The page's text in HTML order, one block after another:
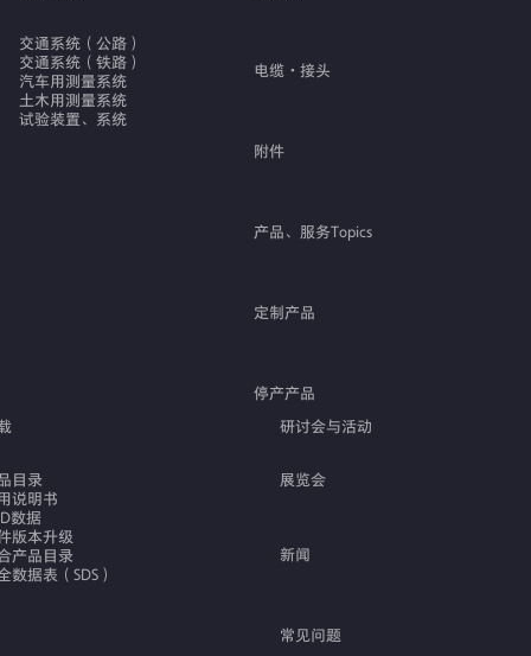
交通系统（公路）
交通系统（铁路）
汽车用测量系统
土木用测量系统
试验装置、系统
电缆・接头
附件
产品、服务Topics
定制产品
停产产品
目录
说明书
数据
版本升级
产品目录
数据表（SDS）
研讨会与活动
展览会
新闻
常见问题